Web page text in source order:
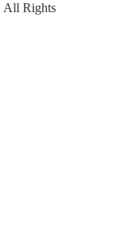
All Rights